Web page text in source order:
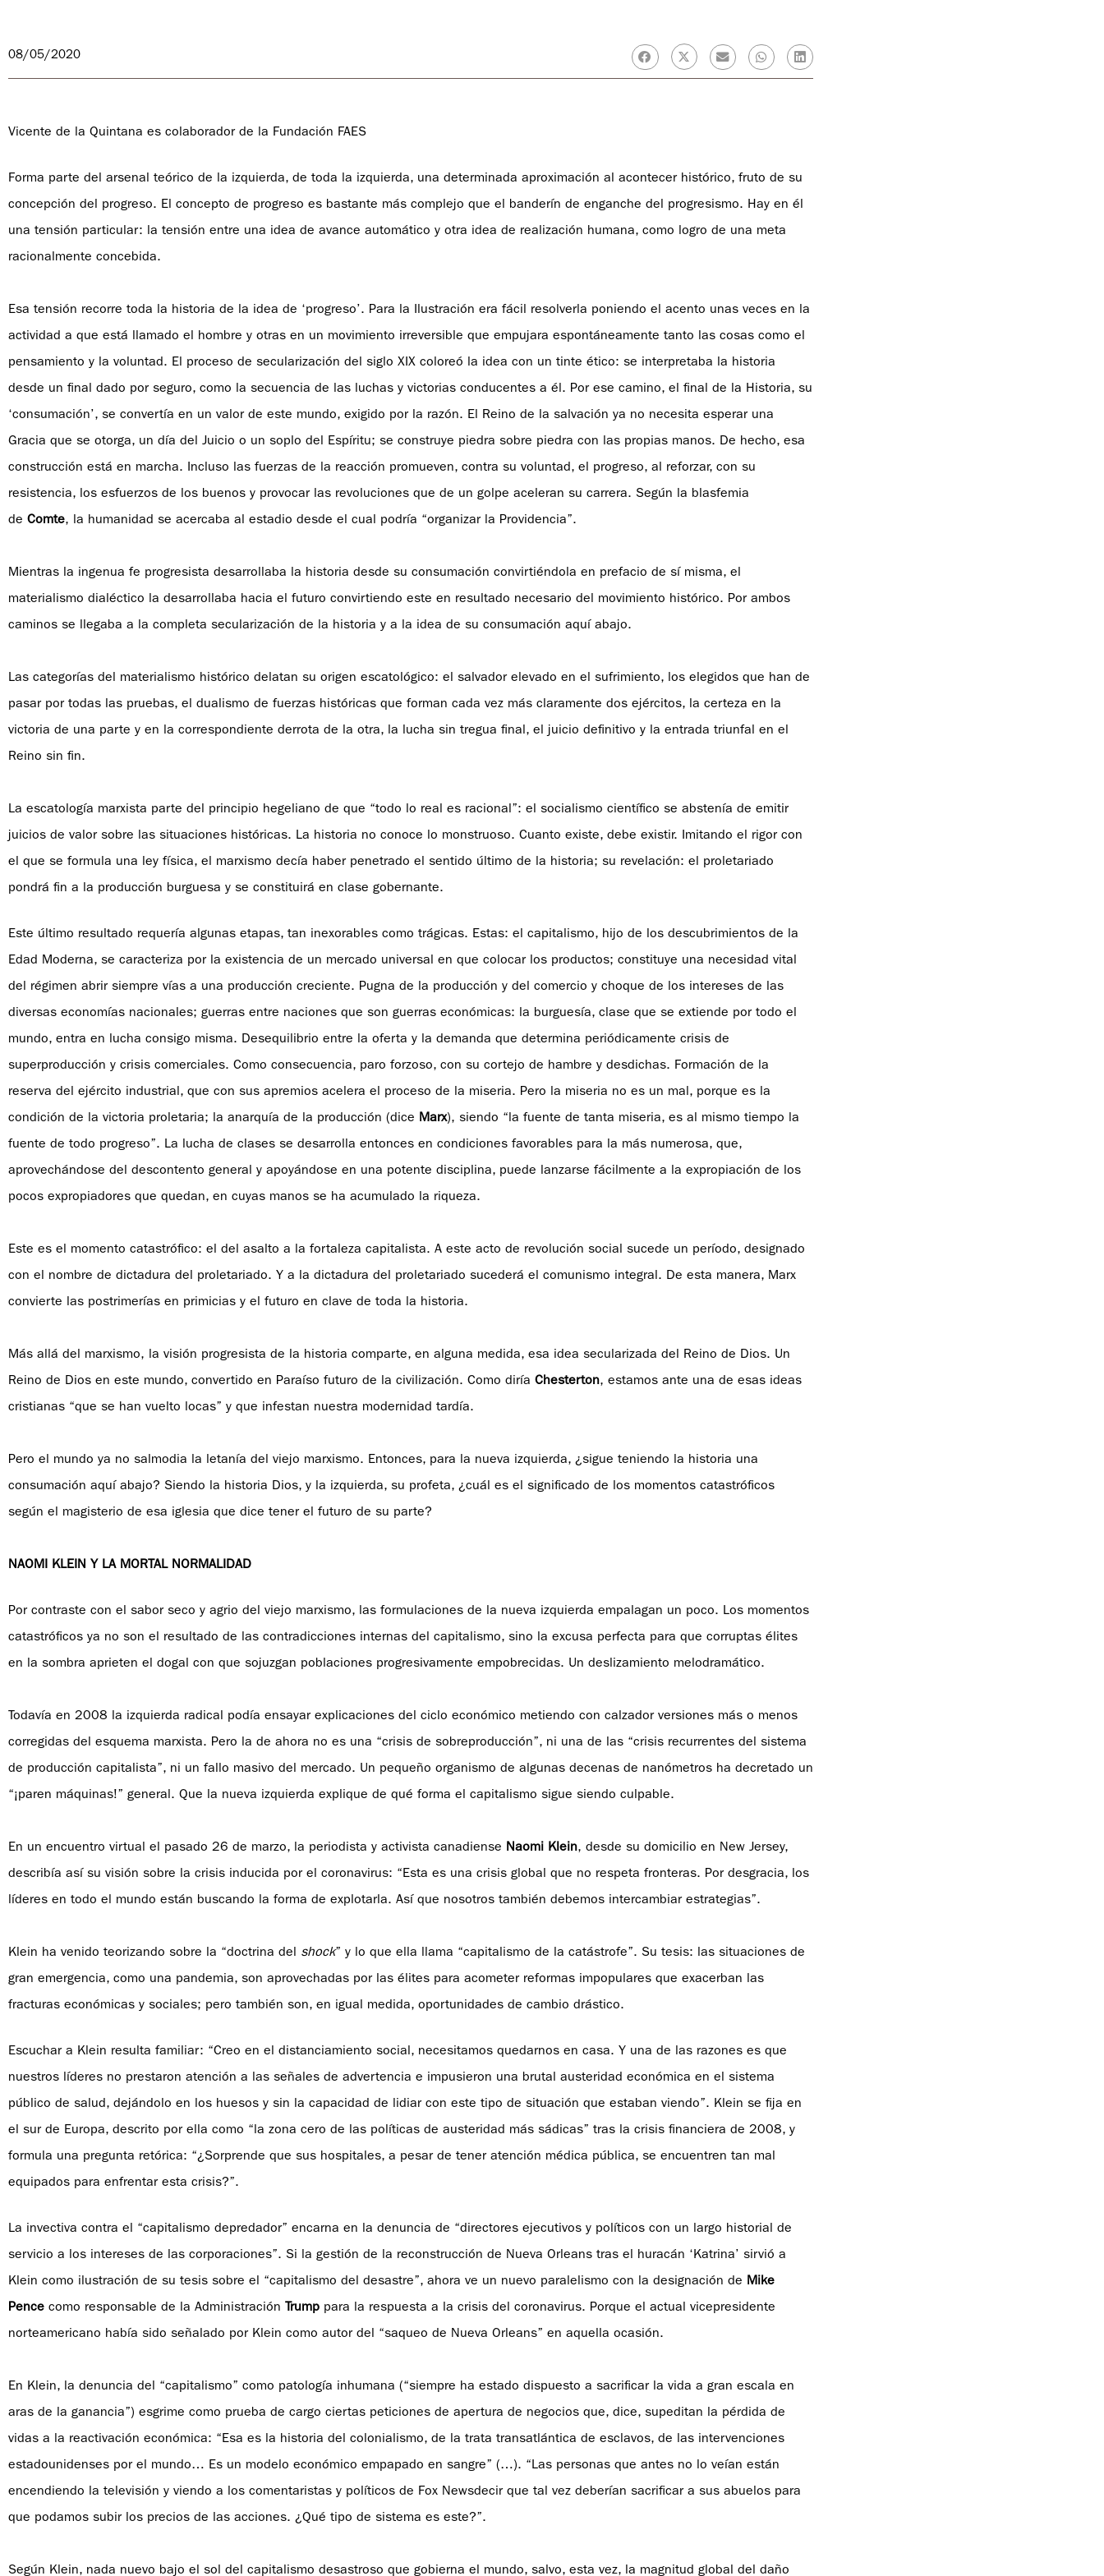
08/05/2020
Vicente de la Quintana es colaborador de la Fundación FAES
Forma parte del arsenal teórico de la izquierda, de toda la izquierda, una determinada aproximación al acontecer histórico, fruto de su
concepción del progreso. El concepto de progreso es bastante más complejo que el banderín de enganche del progresismo. Hay en él
una tensión particular: la tensión entre una idea de avance automático y otra idea de realización humana, como logro de una meta
racionalmente concebida.
Esa tensión recorre toda la historia de la idea de ‘progreso’. Para la Ilustración era fácil resolverla poniendo el acento unas veces en la
actividad a que está llamado el hombre y otras en un movimiento irreversible que empujara espontáneamente tanto las cosas como el
pensamiento y la voluntad. El proceso de secularización del siglo XIX coloreó la idea con un tinte ético: se interpretaba la historia
desde un final dado por seguro, como la secuencia de las luchas y victorias conducentes a él. Por ese camino, el final de la Historia, su
‘consumación’, se convertía en un valor de este mundo, exigido por la razón. El Reino de la salvación ya no necesita esperar una
Gracia que se otorga, un día del Juicio o un soplo del Espíritu; se construye piedra sobre piedra con las propias manos. De hecho, esa
construcción está en marcha. Incluso las fuerzas de la reacción promueven, contra su voluntad, el progreso, al reforzar, con su
resistencia, los esfuerzos de los buenos y provocar las revoluciones que de un golpe aceleran su carrera. Según la blasfemia
de Comte, la humanidad se acercaba al estadio desde el cual podría “organizar la Providencia”.
Mientras la ingenua fe progresista desarrollaba la historia desde su consumación convirtiéndola en prefacio de sí misma, el
materialismo dialéctico la desarrollaba hacia el futuro convirtiendo este en resultado necesario del movimiento histórico. Por ambos
caminos se llegaba a la completa secularización de la historia y a la idea de su consumación aquí abajo.
Las categorías del materialismo histórico delatan su origen escatológico: el salvador elevado en el sufrimiento, los elegidos que han de
pasar por todas las pruebas, el dualismo de fuerzas históricas que forman cada vez más claramente dos ejércitos, la certeza en la
victoria de una parte y en la correspondiente derrota de la otra, la lucha sin tregua final, el juicio definitivo y la entrada triunfal en el
Reino sin fin.
La escatología marxista parte del principio hegeliano de que “todo lo real es racional”: el socialismo científico se abstenía de emitir
juicios de valor sobre las situaciones históricas. La historia no conoce lo monstruoso. Cuanto existe, debe existir. Imitando el rigor con
el que se formula una ley física, el marxismo decía haber penetrado el sentido último de la historia; su revelación: el proletariado
pondrá fin a la producción burguesa y se constituirá en clase gobernante.
Este último resultado requería algunas etapas, tan inexorables como trágicas. Estas: el capitalismo, hijo de los descubrimientos de la
Edad Moderna, se caracteriza por la existencia de un mercado universal en que colocar los productos; constituye una necesidad vital
del régimen abrir siempre vías a una producción creciente. Pugna de la producción y del comercio y choque de los intereses de las
diversas economías nacionales; guerras entre naciones que son guerras económicas: la burguesía, clase que se extiende por todo el
mundo, entra en lucha consigo misma. Desequilibrio entre la oferta y la demanda que determina periódicamente crisis de
superproducción y crisis comerciales. Como consecuencia, paro forzoso, con su cortejo de hambre y desdichas. Formación de la
reserva del ejército industrial, que con sus apremios acelera el proceso de la miseria. Pero la miseria no es un mal, porque es la
condición de la victoria proletaria; la anarquía de la producción (dice Marx), siendo “la fuente de tanta miseria, es al mismo tiempo la
fuente de todo progreso”. La lucha de clases se desarrolla entonces en condiciones favorables para la más numerosa, que,
aprovechándose del descontento general y apoyándose en una potente disciplina, puede lanzarse fácilmente a la expropiación de los
pocos expropiadores que quedan, en cuyas manos se ha acumulado la riqueza.
Este es el momento catastrófico: el del asalto a la fortaleza capitalista. A este acto de revolución social sucede un período, designado
con el nombre de dictadura del proletariado. Y a la dictadura del proletariado sucederá el comunismo integral. De esta manera, Marx
convierte las postrimerías en primicias y el futuro en clave de toda la historia.
Más allá del marxismo, la visión progresista de la historia comparte, en alguna medida, esa idea secularizada del Reino de Dios. Un
Reino de Dios en este mundo, convertido en Paraíso futuro de la civilización. Como diría Chesterton, estamos ante una de esas ideas
cristianas “que se han vuelto locas” y que infestan nuestra modernidad tardía.
Pero el mundo ya no salmodia la letanía del viejo marxismo. Entonces, para la nueva izquierda, ¿sigue teniendo la historia una
consumación aquí abajo? Siendo la historia Dios, y la izquierda, su profeta, ¿cuál es el significado de los momentos catastróficos
según el magisterio de esa iglesia que dice tener el futuro de su parte?
NAOMI KLEIN Y LA MORTAL NORMALIDAD
Por contraste con el sabor seco y agrio del viejo marxismo, las formulaciones de la nueva izquierda empalagan un poco. Los momentos
catastróficos ya no son el resultado de las contradicciones internas del capitalismo, sino la excusa perfecta para que corruptas élites
en la sombra aprieten el dogal con que sojuzgan poblaciones progresivamente empobrecidas. Un deslizamiento melodramático.
Todavía en 2008 la izquierda radical podía ensayar explicaciones del ciclo económico metiendo con calzador versiones más o menos
corregidas del esquema marxista. Pero la de ahora no es una “crisis de sobreproducción”, ni una de las “crisis recurrentes del sistema
de producción capitalista”, ni un fallo masivo del mercado. Un pequeño organismo de algunas decenas de nanómetros ha decretado un
“¡paren máquinas!” general. Que la nueva izquierda explique de qué forma el capitalismo sigue siendo culpable.
En un encuentro virtual el pasado 26 de marzo, la periodista y activista canadiense Naomi Klein, desde su domicilio en New Jersey,
describía así su visión sobre la crisis inducida por el coronavirus: “Esta es una crisis global que no respeta fronteras. Por desgracia, los
líderes en todo el mundo están buscando la forma de explotarla. Así que nosotros también debemos intercambiar estrategias”.
Klein ha venido teorizando sobre la “doctrina del shock” y lo que ella llama “capitalismo de la catástrofe”. Su tesis: las situaciones de
gran emergencia, como una pandemia, son aprovechadas por las élites para acometer reformas impopulares que exacerban las
fracturas económicas y sociales; pero también son, en igual medida, oportunidades de cambio drástico.
Escuchar a Klein resulta familiar: “Creo en el distanciamiento social, necesitamos quedarnos en casa. Y una de las razones es que
nuestros líderes no prestaron atención a las señales de advertencia e impusieron una brutal austeridad económica en el sistema
público de salud, dejándolo en los huesos y sin la capacidad de lidiar con este tipo de situación que estaban viendo”. Klein se fija en
el sur de Europa, descrito por ella como “la zona cero de las políticas de austeridad más sádicas” tras la crisis financiera de 2008, y
formula una pregunta retórica: “¿Sorprende que sus hospitales, a pesar de tener atención médica pública, se encuentren tan mal
equipados para enfrentar esta crisis?”.
La invectiva contra el “capitalismo depredador” encarna en la denuncia de “directores ejecutivos y políticos con un largo historial de
servicio a los intereses de las corporaciones”. Si la gestión de la reconstrucción de Nueva Orleans tras el huracán ‘Katrina’ sirvió a
Klein como ilustración de su tesis sobre el “capitalismo del desastre”, ahora ve un nuevo paralelismo con la designación de Mike
Pence como responsable de la Administración Trump para la respuesta a la crisis del coronavirus. Porque el actual vicepresidente
norteamericano había sido señalado por Klein como autor del “saqueo de Nueva Orleans” en aquella ocasión.
En Klein, la denuncia del “capitalismo” como patología inhumana (“siempre ha estado dispuesto a sacrificar la vida a gran escala en
aras de la ganancia”) esgrime como prueba de cargo ciertas peticiones de apertura de negocios que, dice, supeditan la pérdida de
vidas a la reactivación económica: “Esa es la historia del colonialismo, de la trata transatlántica de esclavos, de las intervenciones
estadounidenses por el mundo… Es un modelo económico empapado en sangre” (…). “Las personas que antes no lo veían están
encendiendo la televisión y viendo a los comentaristas y políticos de Fox Newsdecir que tal vez deberían sacrificar a sus abuelos para
que podamos subir los precios de las acciones. ¿Qué tipo de sistema es este?”.
Según Klein, nada nuevo bajo el sol del capitalismo desastroso que gobierna el mundo, salvo, esta vez, la magnitud global del daño